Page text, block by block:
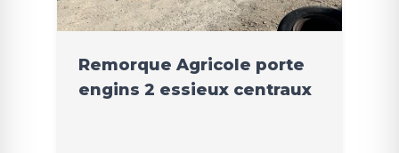
Remorque Agricole porte
engins 2 essieux centraux